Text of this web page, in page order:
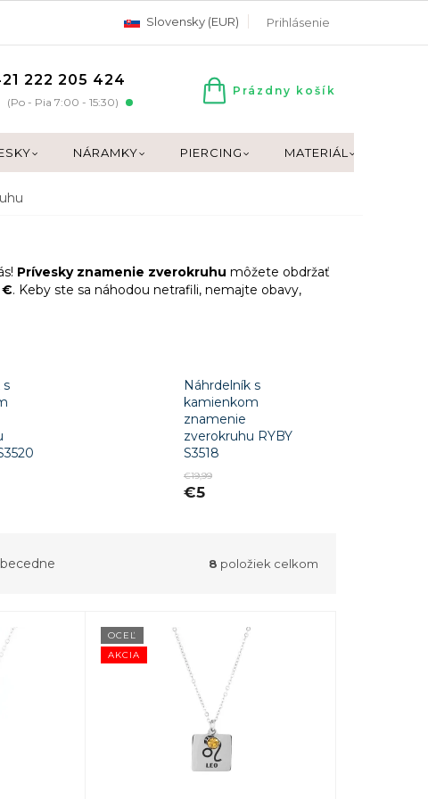
Slovensky (EUR) Prihlásenie
222 205 424
(Po - Pia 7:00 - 15:30)
NÁKUPNÝ
Prázdny košík
NÁRAMKY PIERCING MATERIÁL
Prívesky znamenie zverokruhu môžete obdržať
€. Keby ste sa náhodou netrafili, nemajte obavy,
s
Náhrdelník s
kamienkom
znamenie
zverokruhu RYBY
S3518
€19,99
€5
8 položiek celkom
AKCIA
OCEĽ